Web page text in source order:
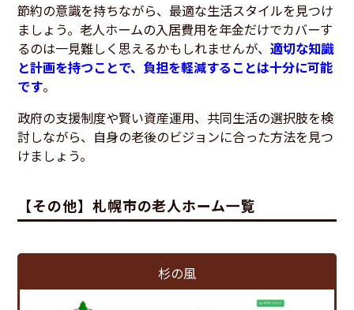
節約の意識を持ちながら、最適な生活スタイルを見つけ
ましょう。老人ホームの入居費用を年金だけでカバーす
るのは一見難しく思えるかもしれませんが、適切な知識
と計画を持つことで、負担を軽減することは十分に可能
です。
政府の支援制度や賢い資産運用、共同生活の選択肢を検
討しながら、自身の老後のビジョンに合った方法を見つ
けましょう。
【その他】札幌市の老人ホーム一覧
杉の風